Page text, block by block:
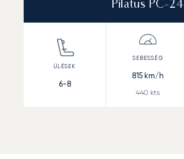
Pilatus PC-24
6-8
815km/h
440 kts